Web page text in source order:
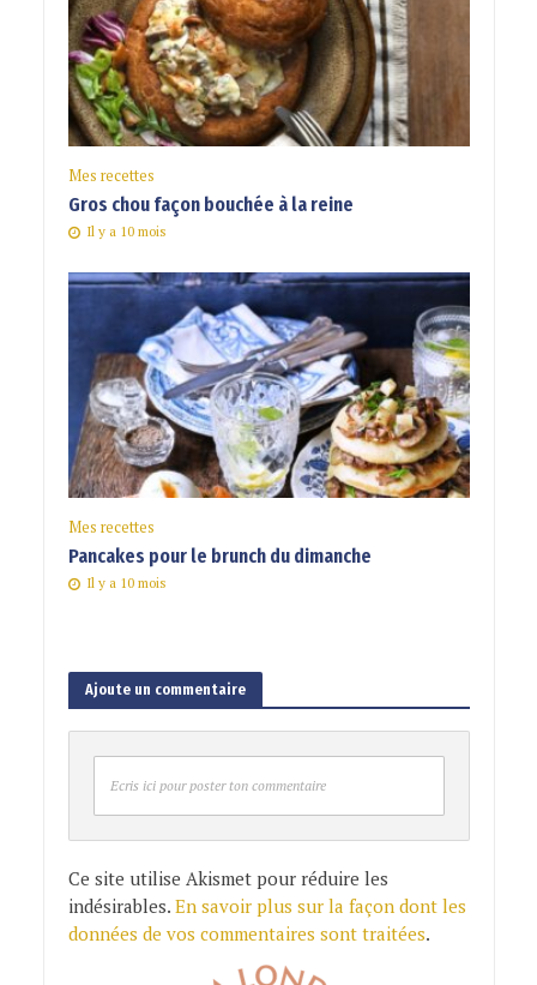
Mes recettes
Gros chou façon bouchée à la reine
Il y a 10 mois
Mes recettes
Pancakes pour le brunch du dimanche
Il y a 10 mois
Ajoute un commentaire
Ecris ici pour poster ton commentaire
Ce site utilise Akismet pour réduire les
indésirables. En savoir plus sur la façon dont les
données de vos commentaires sont traitées.